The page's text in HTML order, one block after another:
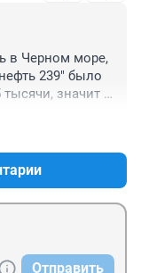
в Черном море,
239" было
значит
исходя из
Отправить